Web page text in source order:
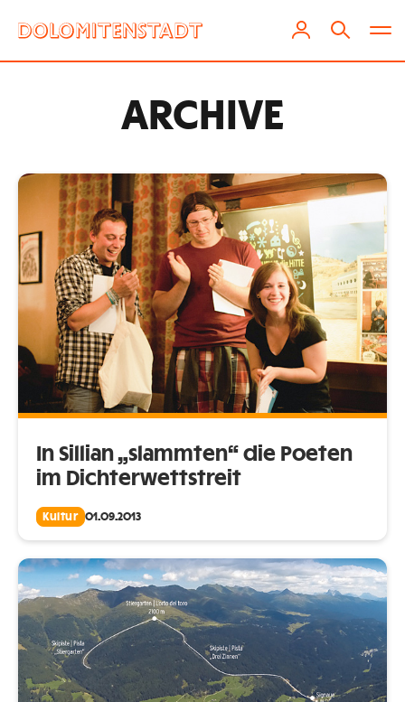
ARCHIVE
In Sillian „slammten“ die Poeten
im Dichterwettstreit
Kultur 01.09.2013